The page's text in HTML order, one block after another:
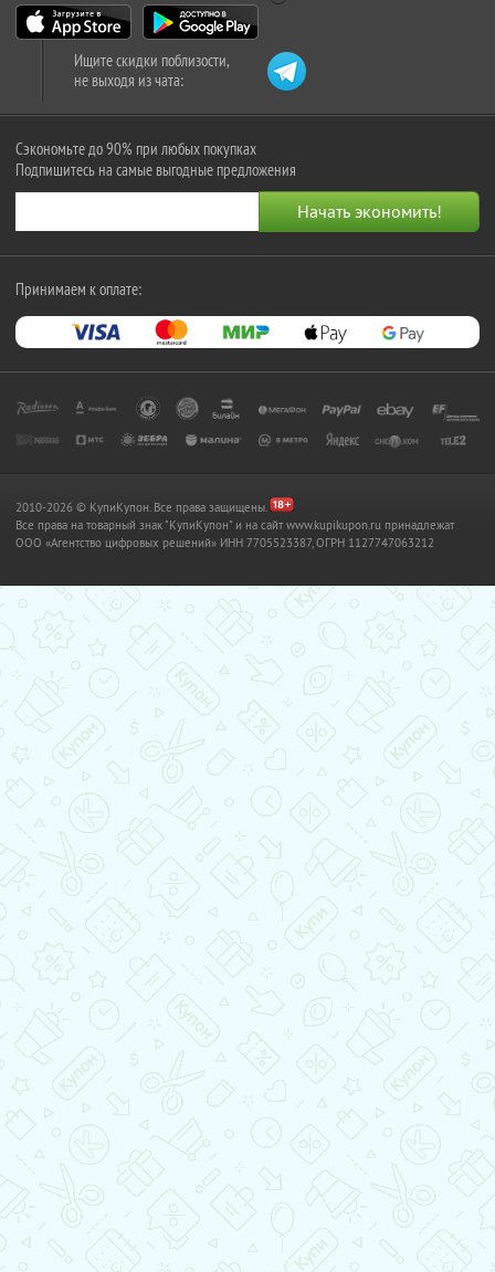
Ищите скидки поблизости,
не выходя из чата:
Сэкономьте до 90% при любых покупках
Подпишитесь на самые выгодные предложения
Принимаем к оплате:
2010-2026 © КупиКупон. Все права защищены.
Все права на товарный знак "КупиКупон" и на сайт www.kupikupon.ru принадлежат
OOO «Агентство цифровых решений» ИНН 7705523387, ОГРН 1127747063212